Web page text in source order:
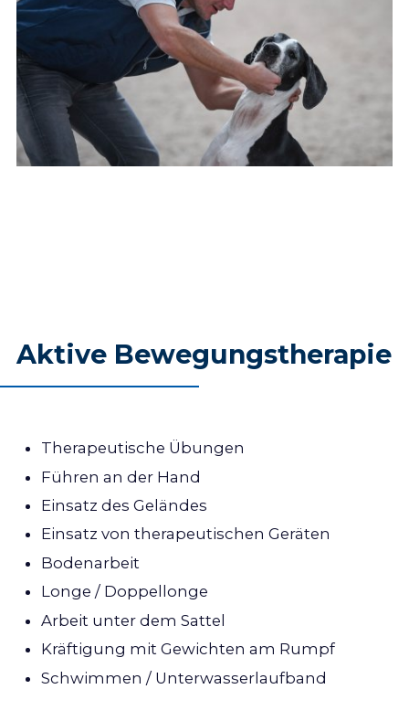
Aktive Bewegungstherapie
Therapeutische Übungen
Führen an der Hand
Einsatz des Geländes
Einsatz von therapeutischen Geräten
Bodenarbeit
Longe / Doppellonge
Arbeit unter dem Sattel
Kräftigung mit Gewichten am Rumpf
Schwimmen / Unterwasserlaufband